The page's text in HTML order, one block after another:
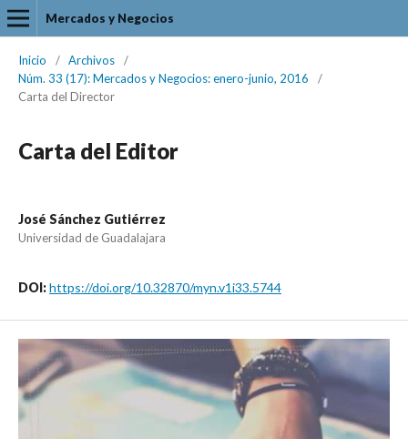
Mercados y Negocios
Inicio / Archivos
/
Núm. 33 (17): Mercados y Negocios: enero-junio, 2016
/
Carta del Director
Carta del Editor
José Sánchez Gutiérrez
Universidad de Guadalajara
DOI:https://doi.org/10.32870/myn.v1i33.5744